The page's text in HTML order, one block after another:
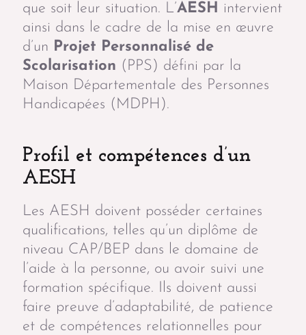
que soit leur situation. L’AESH intervient
ainsi dans le cadre de la mise en œuvre
d’un Projet Personnalisé de
Scolarisation (PPS) défini par la
Maison Départementale des Personnes
Handicapées (MDPH).
Profil et compétences d’un
AESH
Les AESH doivent posséder certaines
qualifications, telles qu’un diplôme de
niveau CAP/BEP dans le domaine de
l’aide à la personne, ou avoir suivi une
formation spécifique. Ils doivent aussi
faire preuve d’adaptabilité, de patience
et de compétences relationnelles pour